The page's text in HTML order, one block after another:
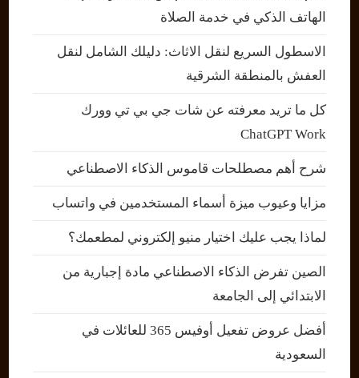
الهاتف الذكي في خدمة الصلاة
الاسطول السريع لنقل الاثاث: دليلك الشامل لنقل
العفش بالمنطقة الشرقية
كل ما تريد معرفته عن شات جي بي تي وورك
ChatGPT Work
شرح أهم مصطلحات قاموس الذكاء الاصطناعي
مزايا وعيوب ميزة أسماء المستخدمين في واتساب
لماذا يجب عليك اختيار منيو إلكتروني لمطعمك؟
الصين تفرض الذكاء الاصطناعي مادة إجبارية من
الابتدائي إلى الجامعة
أفضل عروض تفعيل أوفيس 365 للعائلات في
السعودية